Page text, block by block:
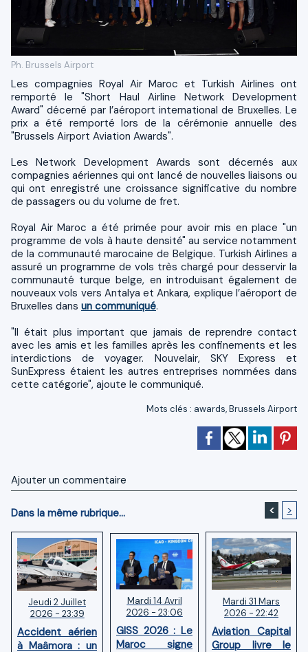
Ph. Brussels Airport
Les compagnies Royal Air Maroc et Turkish Airlines ont
remporté le "Short Haul Airline Network Development
Award" décerné par l’aéroport international de Bruxelles. Le
prix a été remporté lors de la cérémonie annuelle des
"Brussels Airport Aviation Awards".
Les Network Development Awards sont décernés aux
compagnies aériennes qui ont lancé de nouvelles liaisons ou
qui ont enregistré une croissance significative du nombre
de passagers ou du volume de fret.
Royal Air Maroc a été primée pour avoir mis en place "un
programme de vols à haute densité" au service notamment
de la communauté marocaine de Belgique. Turkish Airlines a
assuré un programme de vols très chargé pour desservir la
communauté turque belge, en introduisant également de
nouveaux vols vers Antalya et Ankara, explique l’aéroport de
Bruxelles dans un communiqué.
"Il était plus important que jamais de reprendre contact
avec les amis et les familles après les confinements et les
interdictions de voyager. Nouvelair, SKY Express et
SunExpress étaient les autres entreprises nommées dans
cette catégorie", ajoute le communiqué.
Mots clés : awards,Brussels Airport
Ajouter un commentaire
Dans la même rubrique... < >
Jeudi 2 Juillet
2026 - 23:39
Accident aérien
à Maâmora : un
Mardi 14 Avril
2026 - 23:06
GISS 2026 : Le
Maroc signe
Mardi 31 Mars
2026 - 22:42
Aviation Capital
Group livre le